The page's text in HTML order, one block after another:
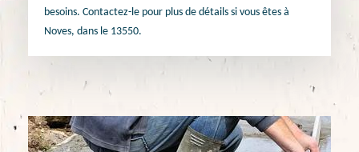
besoins. Contactez-le pour plus de détails si vous êtes à
Noves, dans le 13550.